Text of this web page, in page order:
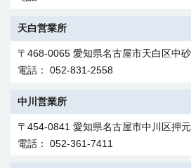
天白営業所
〒468-0065 愛知県名古屋市天白区中
電話： 052-831-2558
中川営業所
〒454-0841 愛知県名古屋市中川区押
電話： 052-361-7411